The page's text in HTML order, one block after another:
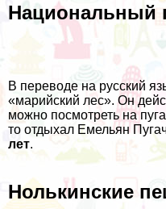
Национальный
В переводе на русский
«марийский лес». Он
можно посмотреть на
то отдыхал Емельян
лет.
Нолькинские